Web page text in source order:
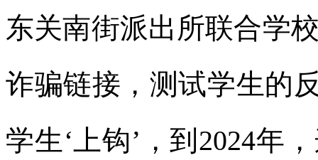
东关南街派出所联合学
诈骗链接，测试学生的
学生‘上钩’，到2024年